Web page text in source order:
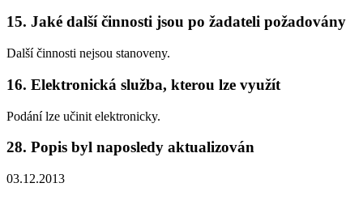
15. Jaké další činnosti jsou po žadateli požadovány
Další činnosti nejsou stanoveny.
16. Elektronická služba, kterou lze využít
Podání lze učinit elektronicky.
28. Popis byl naposledy aktualizován
03.12.2013